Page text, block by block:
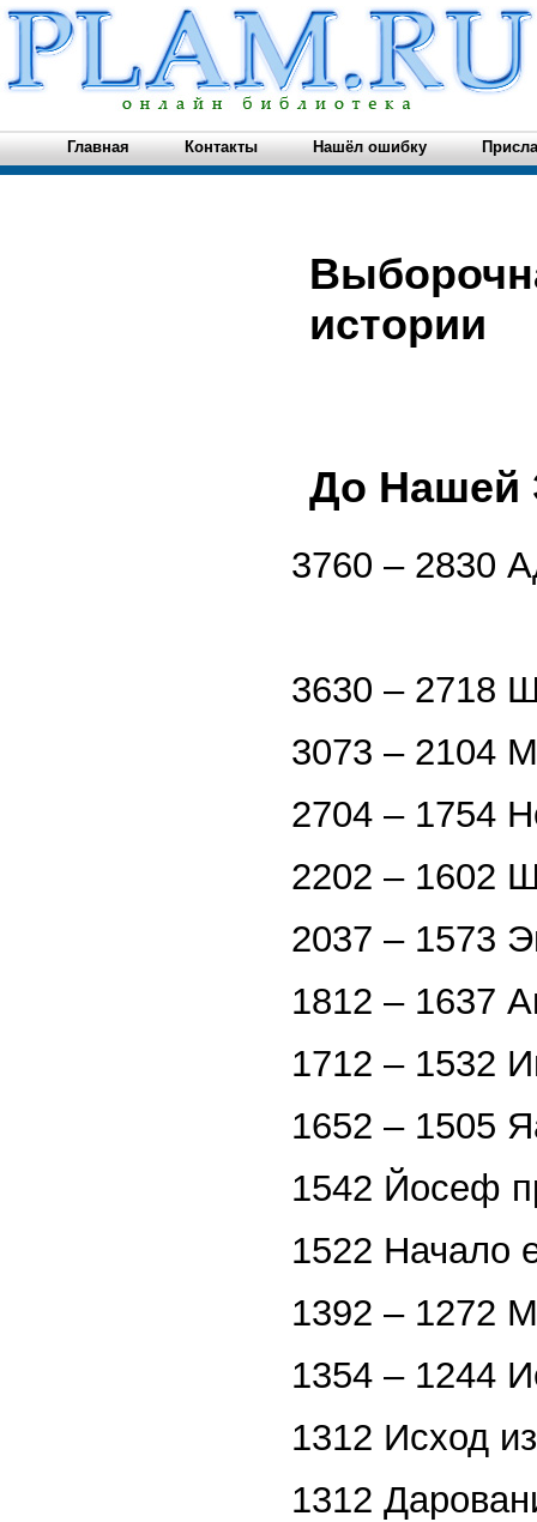
Главная Контакты Нашёл ошибку
истории
До Нашей
3760 – 2830
3630 – 2718
3073 – 2104
2704 – 1754
2202 – 1602
2037 – 1573
1812 – 1637
1712 – 1532
1652 – 1505
1542 Йосеф
1522 Начало
1392 – 1272
1354 – 1244
1312 Исход
1312